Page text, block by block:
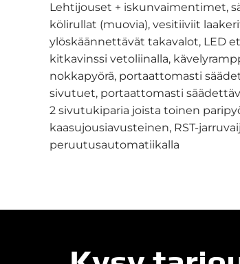
Lehtijouset + iskunvaimentimet,
kölirullat (muovia), vesitiiviit
ylöskäännettävät takavalot, LED
kitkavinssi vetoliinalla,
nokkapyörä, portaattomasti
sivutuet, portaattomasti
2 sivutukiparia joista toinen
kaasujousiavusteinen, RST-
peruutusautomatiikalla